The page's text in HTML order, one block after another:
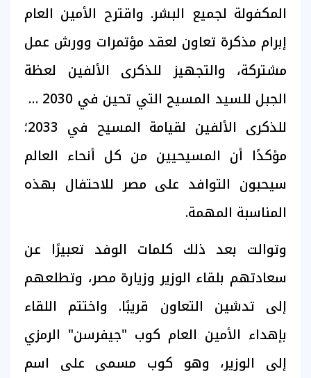
المكفولة لجميع البشر. واقترح الأمين العام
إبرام مذكرة تعاون لعقد مؤتمرات وورش عمل
مشتركة، والتجهيز للذكرى الألفين لعظة
الجبل للسيد المسيح التي تحين في 2030 ثم
للذكرى الألفين لقيامة المسيح في 2033؛
مؤكدًا أن المسيحيين من كل أنحاء العالم
سيحبون التوافد على مصر للاحتفال بهذه
المناسبة المهمة.
وتوالت بعد ذلك كلمات الوفد تعبيرًا عن
سعادتهم بلقاء الوزير وزيارة مصر، وتطلعهم
إلى تدشين التعاون قريبًا. واختتم اللقاء
بإهداء الأمين العام كوب "جيفرسن" الرمزي
إلى الوزير، وهو كوب مسمى على اسم